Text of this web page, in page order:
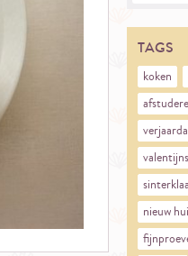
TAGS
koken
nieuw